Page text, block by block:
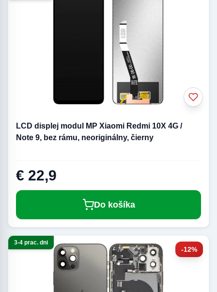
LCD displej modul MP Xiaomi Redmi 10X 4G /
Note 9, bez rámu, neoriginálny, čierny
€ 22,9
Do košíka
-12%
3-4 prac. dni